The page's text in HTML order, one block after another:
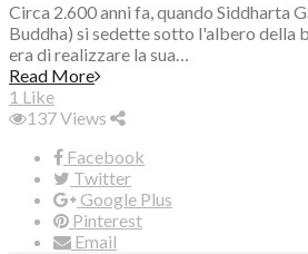
Circa 2.600 anni fa, quando Siddharta
Buddha) si sedette sotto l'albero della
era di realizzare la sua…
Read More
1 Like
137Views
Facebook
Twitter
Google Plus
Pinterest
Email